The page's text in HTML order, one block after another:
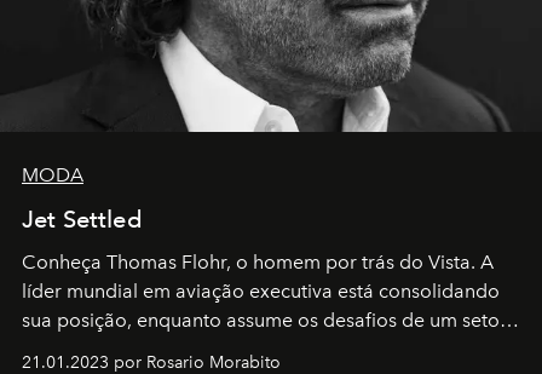
MODA
Jet Settled
Conheça Thomas Flohr, o homem por trás do Vista. A
líder mundial em aviação executiva está consolidando
sua posição, enquanto assume os desafios de um setor
em rápida evolução e redefinindo o conceito de luxo
21.01.2023 por Rosario Morabito